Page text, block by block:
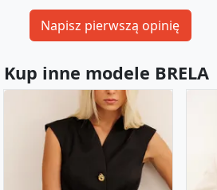
Kup inne modele BRELA